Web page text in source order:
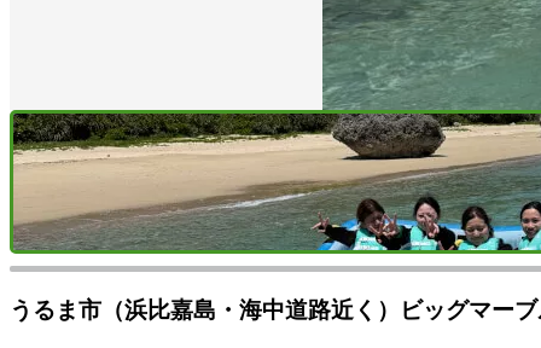
うるま市（浜比嘉島・海中道路近く）ビッグマー